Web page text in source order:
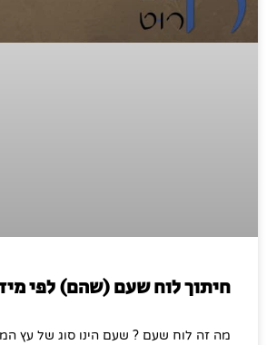
חיתוך לוח שעם (שהם) לפי
מה זה לוח שעם ? שעם הינו סוג של עץ